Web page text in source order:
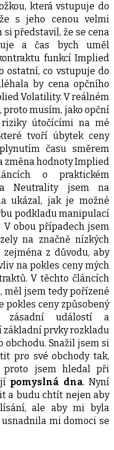
která vstupuje do
s jeho cenou velmi
si představil, že se cena
a čas bych uměl
funkcí Implied
ostatní, co vstupuje do
by cena opčního
Volatility. V reálném
musím, jako opční
útočícími na mé
tvoří úbytek ceny
času směrem
změna hodnoty Implied
o praktickém
Neutrality jsem na
ukázal, jak je možné
podkladu manipulací
V obou případech jsem
na značně nízkých
z důvodu, aby
na pokles ceny mých
V těchto článcích
měl jsem tedy pořízené
pokles ceny způsobený
zásadní událostí a
základní prvky rozkladu
Snažil jsem si
pro své obchody tak,
proto jsem hledal při
pomyslná dna. Nyní
a budu chtít nejen aby
ale aby mi byla
mi domoci se